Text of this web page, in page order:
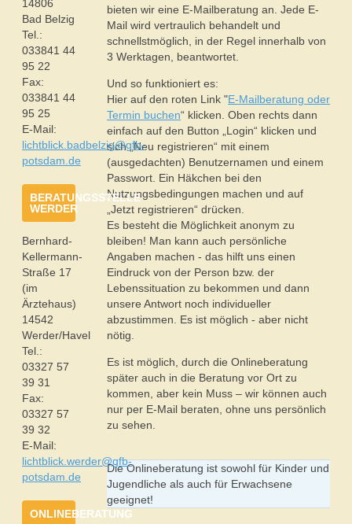
bieten wir eine E-Mailberatung an. Jede E-
Mail wird vertraulich behandelt und
schnellstmöglich, in der Regel innerhalb von
3 Werktagen, beantwortet.
Und so funktioniert es:
Hier auf den roten Link "E-Mailberatung oder
Termin buchen“ klicken. Oben rechts dann
einfach auf den Button „Login“ klicken und
sich „Neu registrieren“ mit einem
(ausgedachten) Benutzernamen und einem
Passwort. Ein Häkchen bei den
Nutzungsbedingungen machen und auf
„Jetzt registrieren“ drücken.
Es besteht die Möglichkeit anonym zu
bleiben! Man kann auch persönliche
Angaben machen - das hilft uns einen
Eindruck von der Person bzw. der
Lebenssituation zu bekommen und dann
unsere Antwort noch individueller
abzustimmen. Es ist möglich - aber nicht
nötig.
Es ist möglich, durch die Onlineberatung
später auch in die Beratung vor Ort zu
kommen, aber kein Muss – wir können auch
nur per E-Mail beraten, ohne uns persönlich
zu sehen.
Die Onlineberatung ist sowohl für Kinder und
Jugendliche als auch für Erwachsene
geeignet!
14806
Bad Belzig
Tel.:
033841 44
95 22
Fax:
033841 44
95 25
E-Mail:
lichtblick.badbelzig@gfb-
potsdam.de
BERATUNGSSTELLE
WERDER
Bernhard-
Kellermann-
Straße 17
(im
Ärztehaus)
14542
Werder/Havel
Tel.:
03327 57
39 31
Fax:
03327 57
39 32
E-Mail:
lichtblick.werder@gfb-
potsdam.de
ONLINEBERATUNG